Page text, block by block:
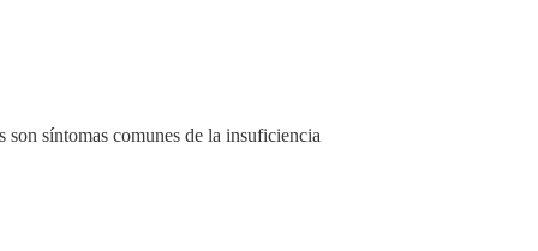
síntomas comunes de la insuficiencia